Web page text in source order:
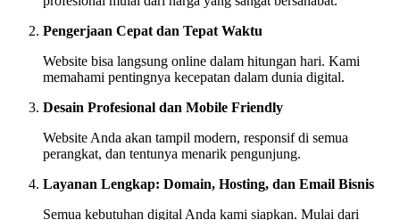
Pengerjaan Cepat dan Tepat Waktu
Website bisa langsung online dalam hitungan hari. Kami
memahami pentingnya kecepatan dalam dunia digital.
Desain Profesional dan Mobile Friendly
Website Anda akan tampil modern, responsif di semua
perangkat, dan tentunya menarik pengunjung.
Layanan Lengkap: Domain, Hosting, dan Email Bisnis
Semua kebutuhan digital Anda kami siapkan. Mulai dari